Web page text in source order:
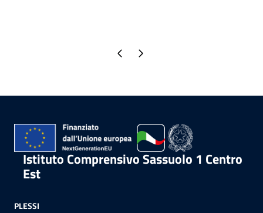
Pagina precedente
Pagina successiva
Istituto Comprensivo Sassuolo 1 Centro
Est
PLESSI